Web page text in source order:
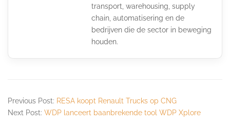
transport, warehousing, supply
chain, automatisering en de
bedrijven die de sector in beweging
houden.
Previous Post: RESA koopt Renault Trucks op CNG
Next Post: WDP lanceert baanbrekende tool WDP Xplore